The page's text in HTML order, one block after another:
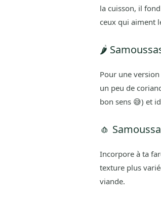
la cuisson, il
ceux qui aiment
🌶️
Pour une
un peu de
bon sens 😅) et
🧄
Incorpore à ta
texture plus
viande.